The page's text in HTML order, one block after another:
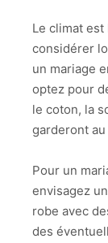
Le climat est
considérer
un mariage
optez pour
le coton, la
garderont
Pour un
envisagez
robe avec
des